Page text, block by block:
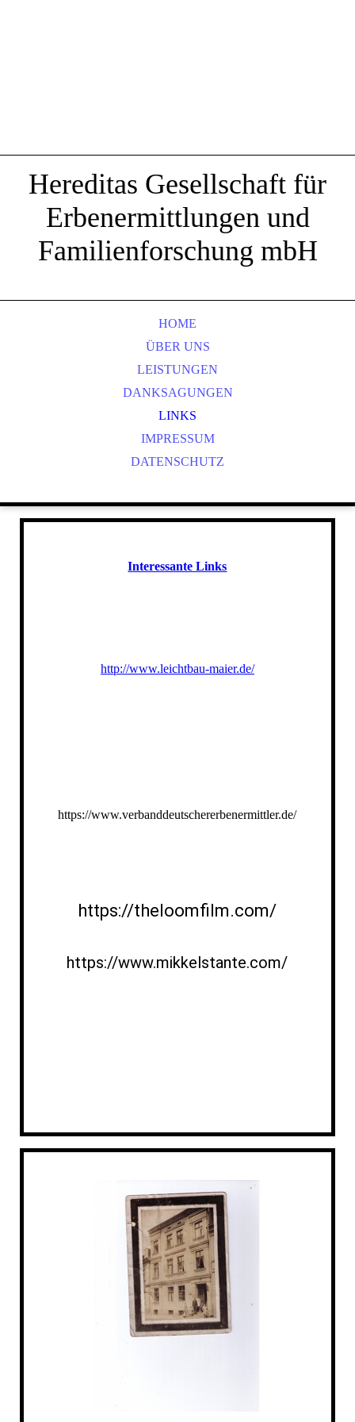
Hereditas Gesellschaft für
Erbenermittlungen und
Familienforschung mbH
HOME
ÜBER UNS
LEISTUNGEN
DANKSAGUNGEN
LINKS
IMPRESSUM
DATENSCHUTZ
Interessante Links
http://www.leichtbau-maier.de/
https://www.verbanddeutschererbenermittler.de/
https://theloomfilm.com/
https://www.mikkelstante.com/